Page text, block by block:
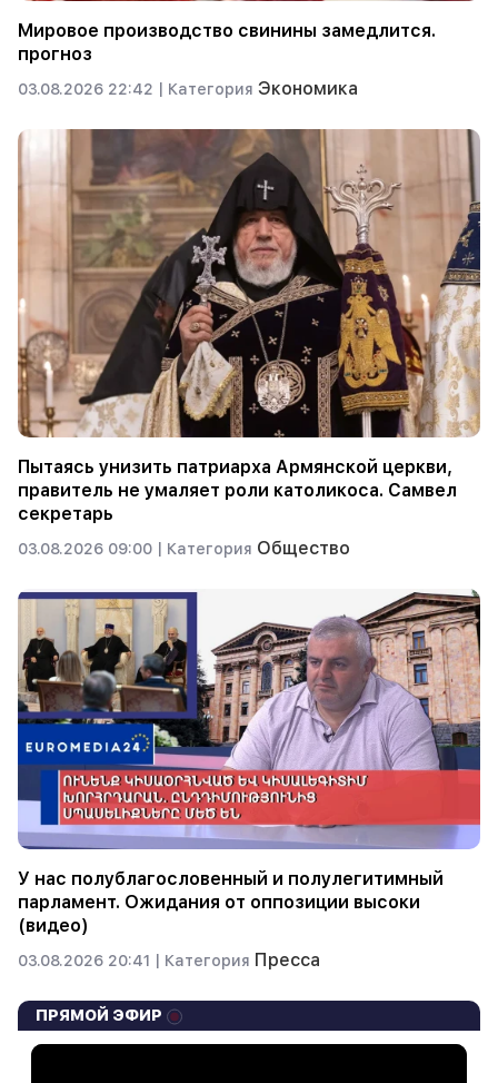
Мировое производство свинины замедлится.
прогноз
03.08.2026 22:42 | Категория Экономика
Пытаясь унизить патриарха Армянской церкви,
правитель не умаляет роли католикоса. Самвел
секретарь
03.08.2026 09:00 | Категория Общество
У нас полублагословенный и полулегитимный
парламент. Ожидания от оппозиции высоки
(видео)
03.08.2026 20:41 | Категория Пресса
ПРЯМОЙ ЭФИР